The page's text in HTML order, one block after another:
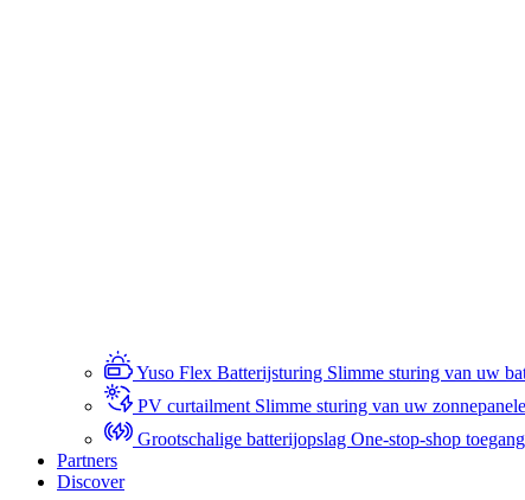
Yuso Flex Batterijsturing Slimme sturing van uw
PV curtailment Slimme sturing van uw
Grootschalige batterijopslag One-stop-shop
Partners
Discover